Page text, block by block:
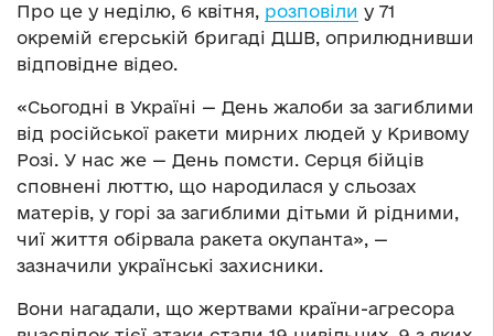
Про це у неділю, 6 квітня, розповіли у 71
окремій єгерській бригаді ДШВ, оприлюднивши
відповідне відео.
«Сьогодні в Україні — День жалоби за загиблими
від російської ракети мирних людей у Кривому
Розі. У нас же — День помсти. Серця бійців
сповнені люттю, що народилася у сльозах
матерів, у горі за загиблими дітьми й рідними,
чиї життя обірвала ракета окупанта», —
зазначили українські захисники.
Вони нагадали, що жертвами країни-агресора